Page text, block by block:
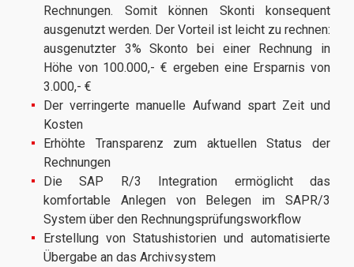
Rechnungen. Somit können Skonti konsequent
ausgenutzt werden. Der Vorteil ist leicht zu rechnen:
ausgenutzter 3% Skonto bei einer Rechnung in
Höhe von 100.000,- € ergeben eine Ersparnis von
3.000,- €
Der verringerte manuelle Aufwand spart Zeit und
Kosten
Erhöhte Transparenz zum aktuellen Status der
Rechnungen
Die SAP R/3 Integration ermöglicht das
komfortable Anlegen von Belegen im SAPR/3
System über den Rechnungsprüfungsworkflow
Erstellung von Statushistorien und automatisierte
Übergabe an das Archivsystem